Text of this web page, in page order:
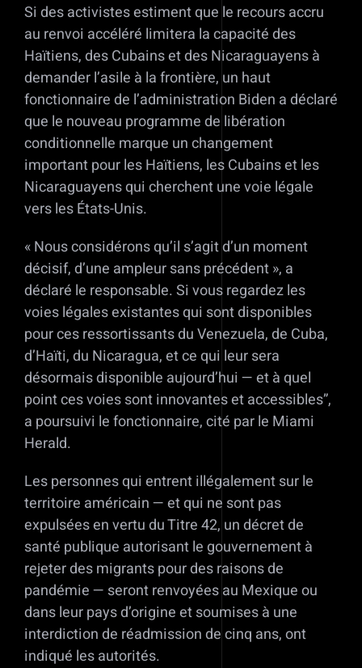
Si des activistes estiment que le recours accru
au renvoi accéléré limitera la capacité des
Haïtiens, des Cubains et des Nicaraguayens à
demander l’asile à la frontière, un haut
fonctionnaire de l’administration Biden a déclaré
que le nouveau programme de libération
conditionnelle marque un changement
important pour les Haïtiens, les Cubains et les
Nicaraguayens qui cherchent une voie légale
vers les États-Unis.
« Nous considérons qu’il s’agit d’un moment
décisif, d’une ampleur sans précédent », a
déclaré le responsable. Si vous regardez les
voies légales existantes qui sont disponibles
pour ces ressortissants du Venezuela, de Cuba,
d’Haïti, du Nicaragua, et ce qui leur sera
désormais disponible aujourd’hui — et à quel
point ces voies sont innovantes et accessibles”,
a poursuivi le fonctionnaire, cité par le Miami
Herald.
Les personnes qui entrent illégalement sur le
territoire américain — et qui ne sont pas
expulsées en vertu du Titre 42, un décret de
santé publique autorisant le gouvernement à
rejeter des migrants pour des raisons de
pandémie — seront renvoyées au Mexique ou
dans leur pays d’origine et soumises à une
interdiction de réadmission de cinq ans, ont
indiqué les autorités.